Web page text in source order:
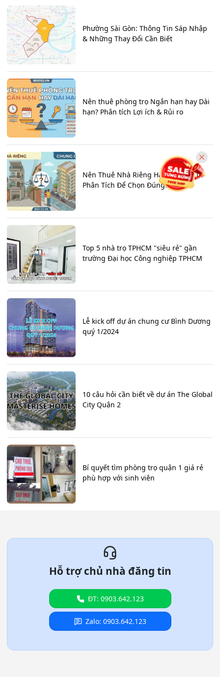
Phường Sài Gòn: Thông Tin Sáp Nhập
& Những Thay Đổi Cần Biết
Nên thuê phòng trọ Ngắn hạn hay Dài
hạn? Phân tích Lợi ích & Rủi ro
Nên Thuê Nhà Riêng Hay Chung Cư?
Phân Tích Để Chọn Đúng!
Top 5 nhà trọ TPHCM "siêu rẻ" gần
trường Đại học Công nghiệp TPHCM
Lễ kick off dự án chung cư Bình Dương
quý 1/2024
10 câu hỏi cần biết về dự án The Global
City Quận 2
Bí quyết tìm phòng trọ quận 1 giá rẻ
phù hợp với sinh viên
Hỗ trợ chủ nhà đăng tin
ĐT: 0903.642.123
Zalo: 0903.642.123